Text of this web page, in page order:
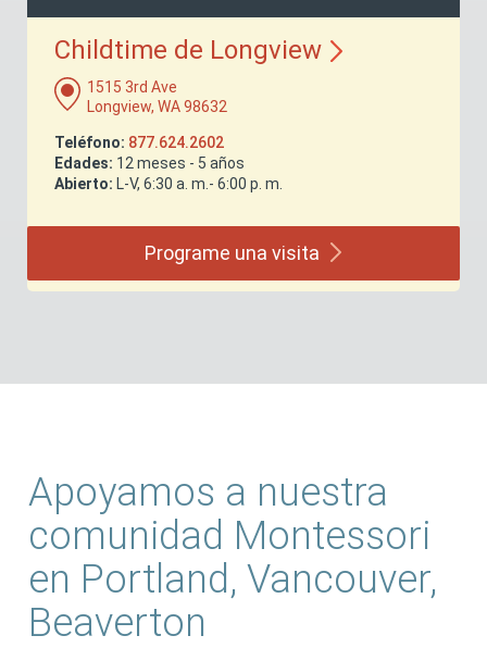
Childtime de Longview
1515 3rd Ave
Longview, WA 98632
Teléfono: 877.624.2602
Edades: 12 meses - 5 años
Abierto: L-V, 6:30 a. m.- 6:00 p. m.
Programe una visita
Apoyamos a nuestra
comunidad Montessori
en Portland, Vancouver,
Beaverton